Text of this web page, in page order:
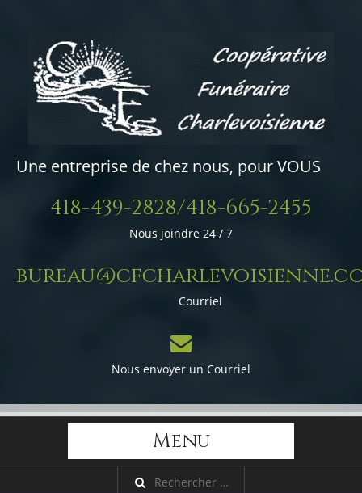
Une entreprise de chez nous, pour VOUS
418-439-2828/418-665-2455
Nous joindre 24 / 7
Courriel
Nous envoyer un Courriel
Menu